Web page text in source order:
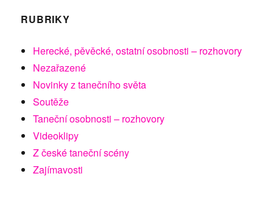
RUBRIKY
Herecké, pěvěcké, ostatní osobnosti – rozhovory
Nezařazené
Novinky z tanečního světa
Soutěže
Taneční osobnosti – rozhovory
Videoklipy
Z české taneční scény
Zajímavosti